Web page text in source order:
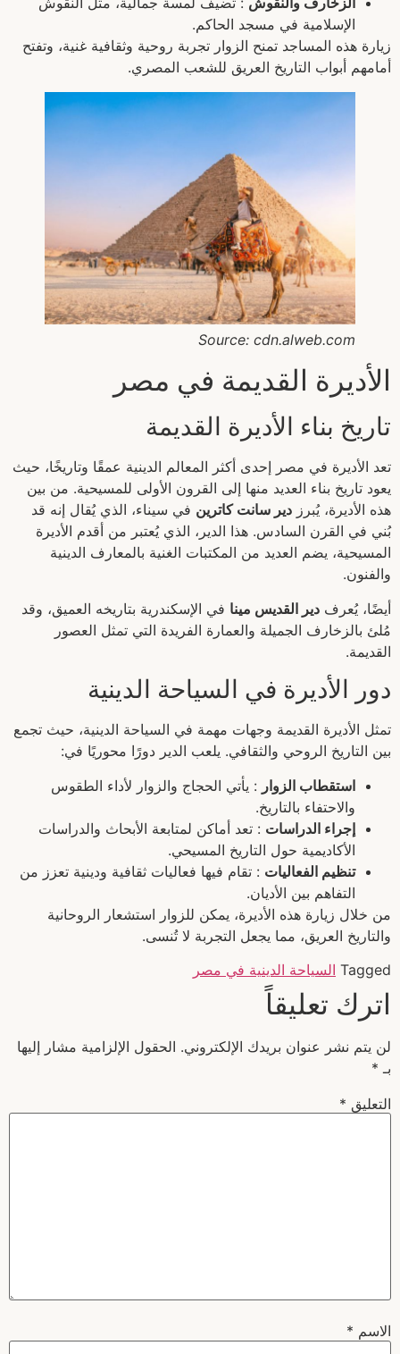
الإسلامية في مسجد الحاكم.
زيارة هذه المساجد تمنح الزوار تجربة روحية وثقافية غنية، وتفتح
أمامهم أبواب التاريخ العريق للشعب المصري.
Source: cdn.alweb.com
الأديرة القديمة في مصر
تاريخ بناء الأديرة القديمة
تعد الأديرة في مصر إحدى أكثر المعالم الدينية عمقًا وتاريخًا، حيث
يعود تاريخ بناء العديد منها إلى القرون الأولى للمسيحية. من بين
هذه الأديرة، يُبرز دير سانت كاترين في سيناء، الذي يُقال إنه قد
بُني في القرن السادس. هذا الدير، الذي يُعتبر من أقدم الأديرة
المسيحية، يضم العديد من المكتبات الغنية بالمعارف الدينية
والفنون.
أيضًا، يُعرف دير القديس مينا في الإسكندرية بتاريخه العميق، وقد
مُلئ بالزخارف الجميلة والعمارة الفريدة التي تمثل العصور
القديمة.
دور الأديرة في السياحة الدينية
تمثل الأديرة القديمة وجهات مهمة في السياحة الدينية، حيث تجمع
بين التاريخ الروحي والثقافي. يلعب الدير دورًا محوريًا في:
استقطاب الزوار : يأتي الحجاج والزوار لأداء الطقوس
والاحتفاء بالتاريخ.
إجراء الدراسات : تعد أماكن لمتابعة الأبحاث والدراسات
الأكاديمية حول التاريخ المسيحي.
تنظيم الفعاليات : تقام فيها فعاليات ثقافية ودينية تعزز من
التفاهم بين الأديان.
من خلال زيارة هذه الأديرة، يمكن للزوار استشعار الروحانية
والتاريخ العريق، مما يجعل التجربة لا تُنسى.
Tagged السياحة الدينية في مصر
اترك تعليقاً
لن يتم نشر عنوان بريدك الإلكتروني. الحقول الإلزامية مشار إليها
بـ *
التعليق *
الاسم *